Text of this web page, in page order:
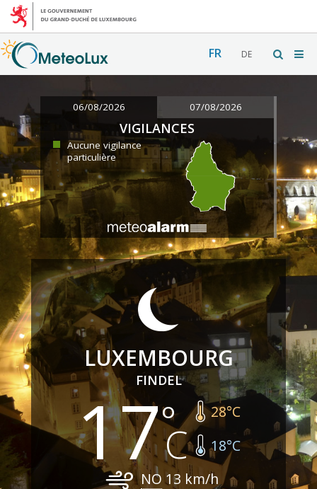
FR DE
06/08/2026 07/08/2026
VIGILANCES
Aucune vigilance
particulière
LUXEMBOURG
FINDEL
17 28°C
18°C
NO 13 km/h